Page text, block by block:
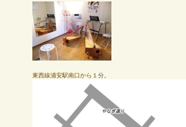
東西線浦安駅南口から１分。